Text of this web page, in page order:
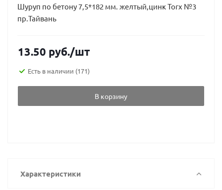
Шуруп по бетону 7,5*182 мм. желтый,цинк Torx №3
пр.Тайвань
13.50 руб./шт
Есть в наличии (171)
В корзину
Характеристики